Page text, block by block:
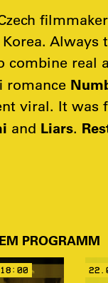
combine real
romance
viral. It was
and Liars.
PROGRAMM